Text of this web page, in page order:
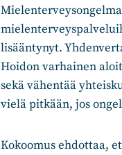
lisääntynyt.
Hoidon varhainen
sekä vähentää
vielä pitkään, jos
Kokoomus ehdottaa,